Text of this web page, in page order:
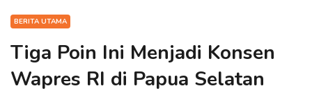
BERITA UTAMA
Tiga Poin Ini Menjadi Konsen
Wapres RI di Papua Selatan